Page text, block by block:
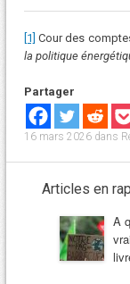
[1] Cour des
la politique
Partager
16 mars 2026dans
Articles en
A